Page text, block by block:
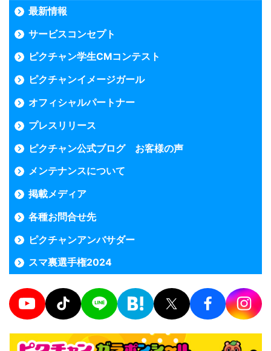
最新情報
サービスコンセプト
ピクチャン学生CMコンテスト
ピクチャンイメージガール
オフィシャルパートナー
プレスリリース
ピクチャン公式ブログ お客様の声
メンテナンスについて
掲載メディア
各種お問合せ先
ピクチャンアンバサダー
スマ裏選手権2024